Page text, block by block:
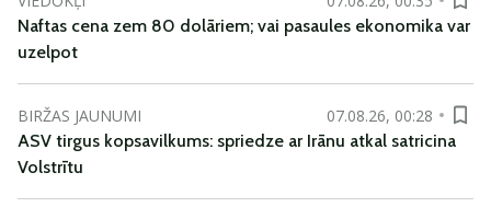
Naftas cena zem 80 dolāriem; vai pasaules ekonomika var
uzelpot
BIRŽAS JAUNUMI
07.08.26, 00:28
ASV tirgus kopsavilkums: spriedze ar Irānu atkal satricina
Volstrītu